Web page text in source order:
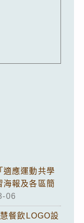
適應運動共學
海報及各區簡
06
餐飲LOGO設